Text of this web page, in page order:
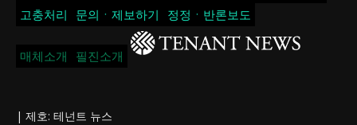
고충처리
문의ㆍ제보하기 정정ㆍ반론보도
매체소개 필진소개
| 제호: 테넌트 뉴스